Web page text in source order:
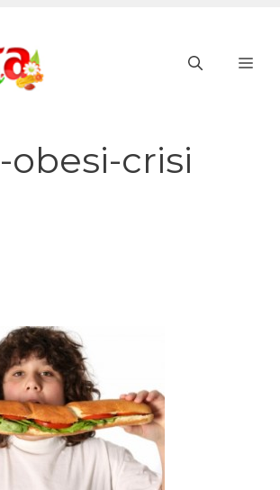
crisi